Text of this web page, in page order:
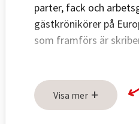
parter, fack och
gästkrönikörer på
som framförs är
Visa mer +